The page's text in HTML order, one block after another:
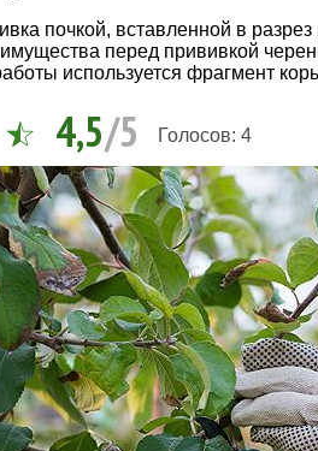
почкой, вставленной в
перед прививкой
используется фрагмент
4,5/5 Голосов: 4